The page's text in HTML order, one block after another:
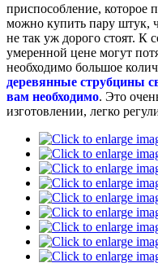
приспособление, которое
можно купить пару штук,
не так уж дорого стоят.
умеренной цене могут
необходимо большое
деревянные струбцины
вам необходимо. Это
изготовлении, легко